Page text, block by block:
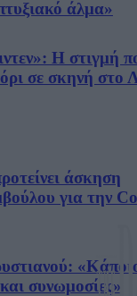
άλμα»
Η στιγμή
σε σκηνή στο
άσκηση
για την
συνωμοσίες»